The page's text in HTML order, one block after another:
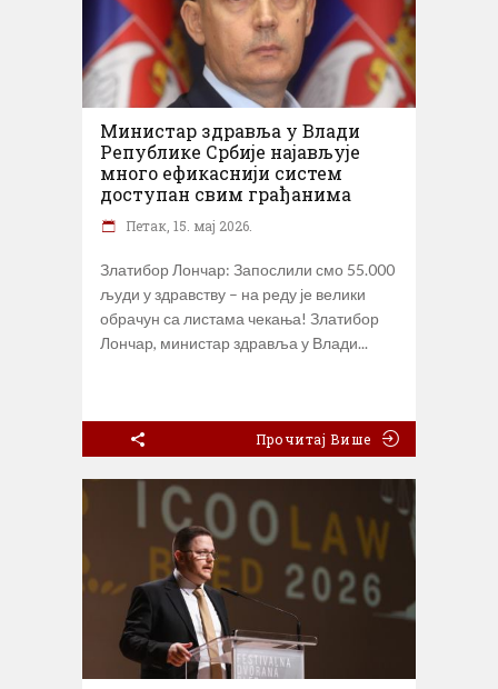
Министар здравља у Влади
Републике Србије најављује
много ефикаснији систем
доступан свим грађанима
Петак, 15. мај 2026.
Златибор Лончар: Запослили смо 55.000
људи у здравству – на реду је велики
обрачун са листама чекања! Златибор
Лончар, министар здравља у Влади
Прочитај Више